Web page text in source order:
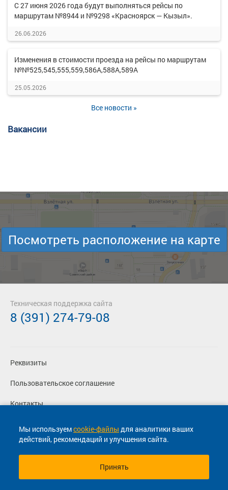
С 27 июня 2026 года будут выполняться рейсы по
маршрутам №8944 и №9298 «Красноярск — Кызыл».
26.06.2026
Изменения в стоимости проезда на рейсы по маршрутам
№№525,545,555,559,586А,588А,589А
25.05.2026
Все новости »
Вакансии
Мы используемcookie-файлы для аналитики ваших
действий, рекомендаций и улучшения сайта.
Принять
Посмотреть расположение на карте
Реквизиты
Пользовательское соглашение
Контакты
Политика конфиденциальности
Перевозчикам
Техническая поддержка сайта
8 (391) 274-79-08
© 2013-2026, ООО "Капитал"- Онлайн сервис продажи